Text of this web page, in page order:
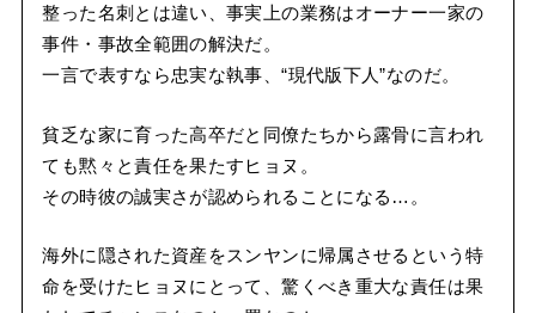
整った名刺とは違い、事実上の業務はオーナー一家の
事件・事故全範囲の解決だ。
一言で表すなら忠実な執事、“現代版下人”なのだ。
貧乏な家に育った高卒だと同僚たちから露骨に言われ
ても黙々と責任を果たすヒョヌ。
その時彼の誠実さが認められることになる…。
海外に隠された資産をスンヤンに帰属させるという特
命を受けたヒョヌにとって、驚くべき重大な責任は果